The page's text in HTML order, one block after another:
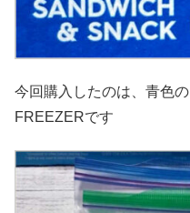
今回購入したのは、青色の
FREEZERです